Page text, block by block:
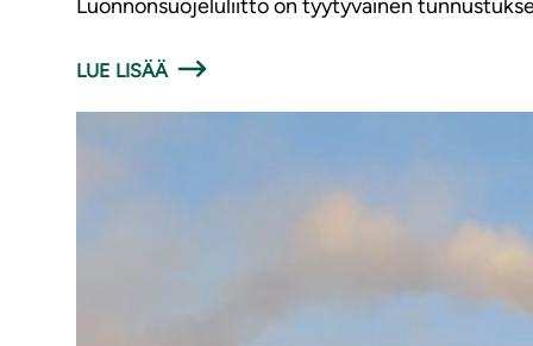
Luonnonsuojeluliitto on tyytyväinen
LUE LISÄÄ